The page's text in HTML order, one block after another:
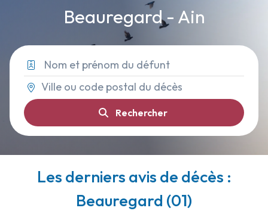
Beauregard - Ain
Rechercher
Les derniers avis de décès :
Beauregard (01)